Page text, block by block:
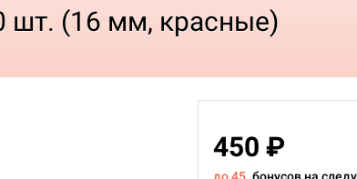
шт. (16 мм, красные)
450 ₽
до 45 бонусов на